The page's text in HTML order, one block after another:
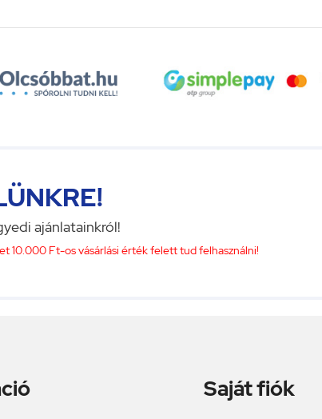
ajánlatainkról!
10.000 Ft-os vásárlási érték felett tud felhasználni!
Saját fiók